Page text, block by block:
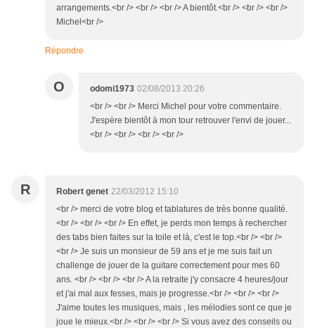
arrangements.<br /> <br /> <br /> A bientôt.<br /> <br /> <br />
Michel<br />
Répondre
O odomi1973 02/08/2013 20:26
<br /> <br /> Merci Michel pour votre commentaire.
J'espère bientôt à mon tour retrouver l'envi de jouer...
<br /> <br /> <br /> <br />
R Robert genet 22/03/2012 15:10
<br /> merci de votre blog et tablatures de très bonne qualité.
<br /> <br /> <br /> En effet, je perds mon temps à rechercher
des tabs bien faites sur la toile et là, c'est le top.<br /> <br />
<br /> Je suis un monsieur de 59 ans et je me suis fait un
challenge de jouer de la guitare correctement pour mes 60
ans. <br /> <br /> <br /> A la retraite j'y consacre 4 heures/jour
et j'ai mal aux fesses, mais je progresse.<br /> <br /> <br />
J'aime toutes les musiques, mais , les mélodies sont ce que je
joue le mieux.<br /> <br /> <br /> Si vous avez des conseils ou